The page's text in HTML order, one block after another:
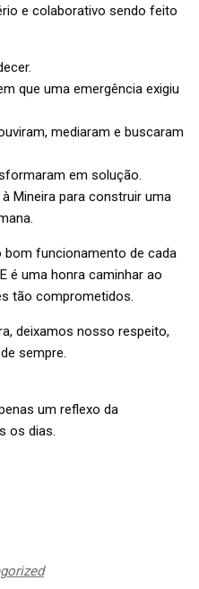
e colaborativo sendo feito
que uma emergência exigiu
mediaram e buscaram
em solução.
Mineira para construir uma
funcionamento de cada
é uma honra caminhar ao
tão comprometidos.
deixamos nosso respeito,
sempre.
um reflexo da
os dias.